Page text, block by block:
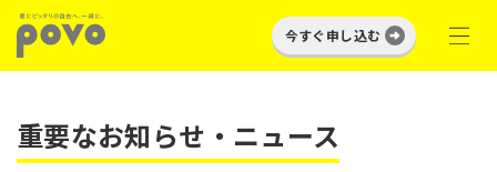
今すぐ申し込む
重要なお知らせ・ニュース